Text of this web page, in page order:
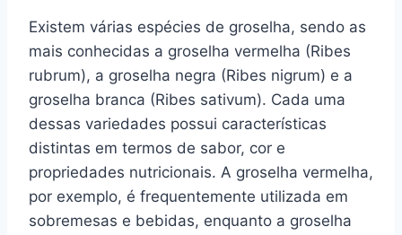
Existem várias espécies de groselha, sendo as
mais conhecidas a groselha vermelha (Ribes
rubrum), a groselha negra (Ribes nigrum) e a
groselha branca (Ribes sativum). Cada uma
dessas variedades possui características
distintas em termos de sabor, cor e
propriedades nutricionais. A groselha vermelha,
por exemplo, é frequentemente utilizada em
sobremesas e bebidas, enquanto a groselha